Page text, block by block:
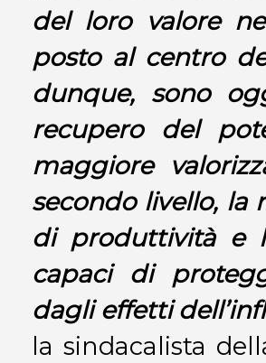
del loro valore
posto al centro
dunque, sono
recupero del
maggiore
secondo livello, la
di produttività e
capaci di
dagli effetti
la sindacalista